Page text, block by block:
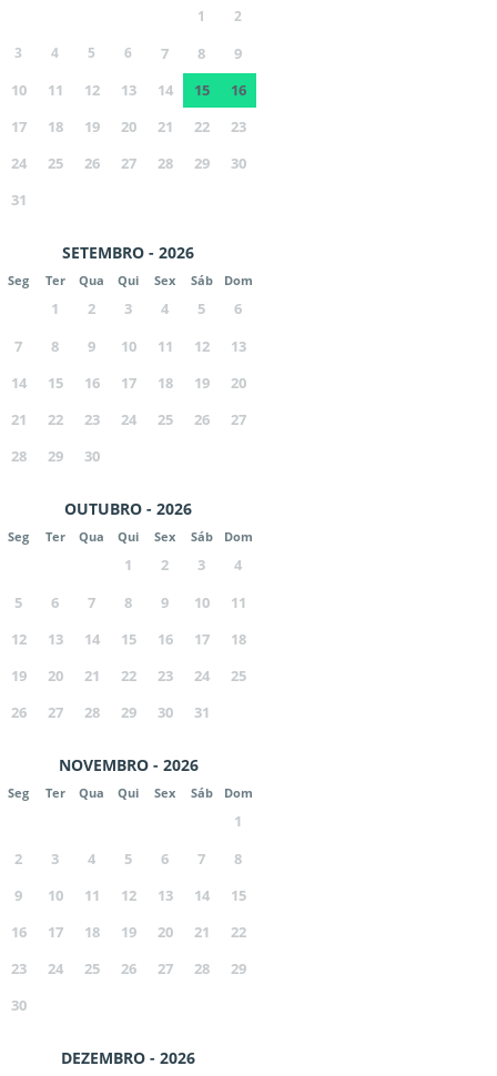
1
2
3
4 5 6 7 8
9
10
11 12 13 14 15
16
17
18 19 20 21 22
23
24
25 26 27 28 29
30
31
SETEMBRO - 2026
Seg Ter Qua Qui Sex Sáb Dom
1 2 3 4 5
6
7
8 9 10 11 12
13
14
15 16 17 18 19
20
21
22 23 24 25 26
27
28
29 30
OUTUBRO - 2026
Seg Ter Qua Qui Sex Sáb Dom
1 2 3
4
5
6 7 8 9 10
11
12
13 14 15 16 17
18
19
20 21 22 23 24
25
26
27 28 29 30 31
NOVEMBRO - 2026
Seg Ter Qua Qui Sex Sáb Dom
1
2
3 4 5 6 7
8
9
10 11 12 13 14
15
16
17 18 19 20 21
22
23
24 25 26 27 28
29
30
DEZEMBRO - 2026